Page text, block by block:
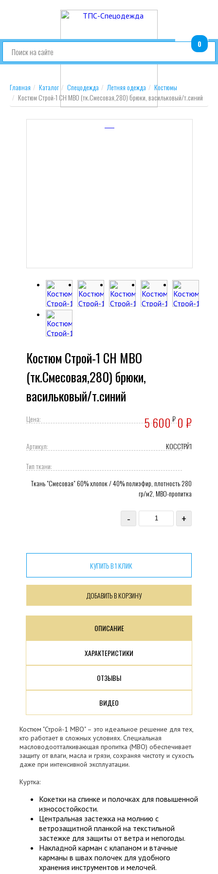
0
шт.
Главная Каталог Спецодежда Летняя одежда
Костюмы
Костюм Строй-1 CH МВО (тк.Смесовая,280) брюки, васильковый/т.синий
Костюм Строй-1 CH МВО
(тк.Смесовая,280) брюки,
васильковый/т.синий
Цена: 5 600 ₽ 0₽
Артикул:
КОССТРЙ1
Тип ткани:
Ткань "Смесовая" 60% хлопок / 40% полиэфир, плотность 280
гр/м2, МВО-пропитка
- +
КУПИТЬ В 1 КЛИК
ДОБАВИТЬ В КОРЗИНУ
ОПИСАНИЕ
ХАРАКТЕРИСТИКИ
ОТЗЫВЫ
ВИДЕО
Костюм "Строй-1 МВО" – это идеальное решение для тех,
кто работает в сложных условиях. Специальная
масловодоотталкивающая пропитка (МВО) обеспечивает
защиту от влаги, масла и грязи, сохраняя чистоту и сухость
даже при интенсивной эксплуатации.
Куртка:
Кокетки на спинке и полочках для повышенной
износостойкости.
Центральная застежка на молнию с
ветрозащитной планкой на текстильной
застежке для защиты от ветра и непогоды.
Накладной карман с клапаном и втачные
карманы в швах полочек для удобного
хранения инструментов и мелочей.